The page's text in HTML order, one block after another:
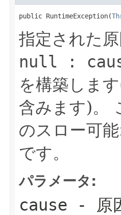
public RuntimeException(
指定された
null :
を構築します
含みます)。
のスロー可
です。
パラメータ:
cause - 原